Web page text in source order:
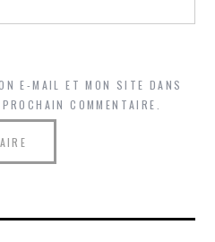
E-MAIL ET MON SITE DANS
COMMENTAIRE.